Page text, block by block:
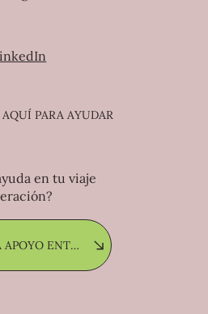
PARA AYUDAR
en tu viaje
OBTENGA APOYO ENTRE PARES